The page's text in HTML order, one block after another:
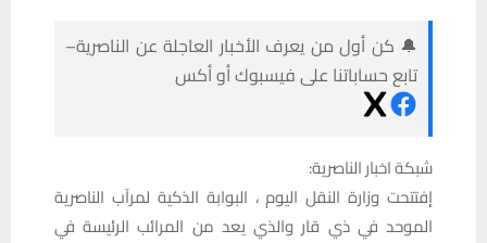
🔔 كن أول من يعرف الأخبار العاجلة عن الناصرية–
تابع حساباتنا على فيسبوك أو أكس
شبكة اخبار الناصرية:
إفتتحت وزارة النقل اليوم ، البوابة الذكية لمرآب الناصرية
الموحد في ذي قار والذي يعد من المرائب الرئيسة في